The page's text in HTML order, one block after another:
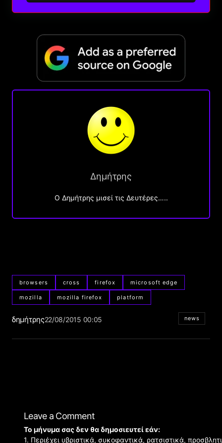
Δημήτρης
O Δημήτρης μισεί τις Δευτέρες…..
browsers cross firefox microsoft edge
mozilla mozilla firefox platform
δημήτρης22/08/2015 00:05 news
Leave a Comment
Το μήνυμα σας δεν θα δημοσιευτεί εάν:
1. Περιέχει υβριστικά, συκοφαντικά, ρατσιστικά,